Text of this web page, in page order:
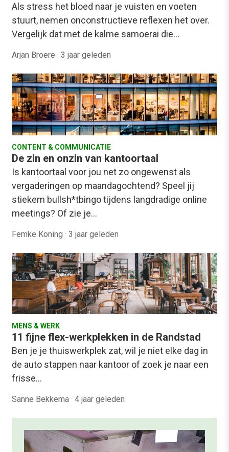
Als stress het bloed naar je vuisten en voeten
stuurt, nemen onconstructieve reflexen het over.
Vergelijk dat met de kalme samoerai die…
Arjan Broere · 3 jaar geleden
CONTENT & COMMUNICATIE
De zin en onzin van kantoortaal
Is kantoortaal voor jou net zo ongewenst als
vergaderingen op maandagochtend? Speel jij
stiekem bullsh*tbingo tijdens langdradige online
meetings? Of zie je…
Femke Koning · 3 jaar geleden
MENS & WERK
11 fijne flex-werkplekken in de Randstad
Ben je je thuiswerkplek zat, wil je niet elke dag in
de auto stappen naar kantoor of zoek je naar een
frisse…
Sanne Bekkema · 4 jaar geleden